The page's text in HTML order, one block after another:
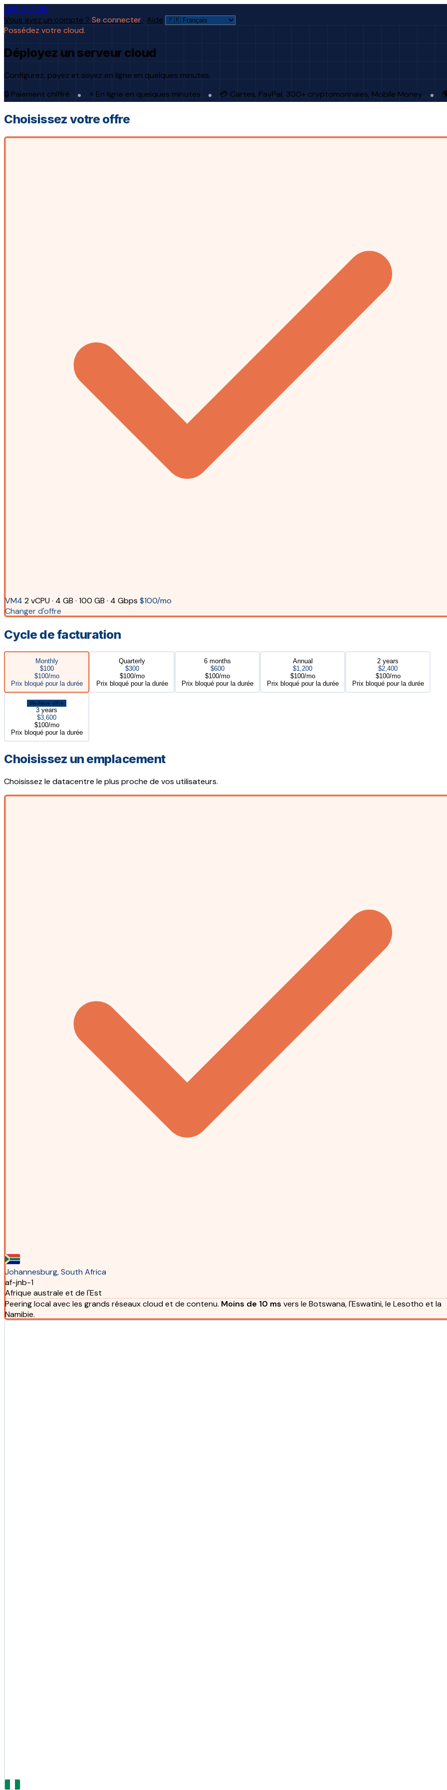
AFRICLOUD
Vous avez un compte ? Se connecter · Aide
Possédez votre cloud.
Déployez un serveur cloud
Configurez, payez et soyez en ligne en quelques minutes.
🔒 Paiement chiffré
⚡ En ligne en quelques minutes 💳 Cartes, PayPal, 300+ cryptomonnaies, Mobile Money
Choisissez votre offre
VM4 2 vCPU · 4 GB · 100 GB · 4 Gbps $100/mo
Changer d'offre
Cycle de facturation
Monthly
$100
$100/mo
Prix bloqué pour la durée
Quarterly
$300
$100/mo
Prix bloqué pour la durée
6 months
$600
$100/mo
Prix bloqué pour la durée
Annual
$1,200
$100/mo
Prix bloqué pour la durée
2 years
$2,400
$100/mo
Prix bloqué pour la durée
Meilleure offre
3 years
$3,600
$100/mo
Prix bloqué pour la durée
Choisissez un emplacement
Choisissez le datacentre le plus proche de vos utilisateurs.
Johannesburg, South Africa
af-jnb-1
Afrique australe et de l'Est
Peering local avec les grands réseaux cloud et de contenu. Moins de 10 ms vers le Botswana, l'Eswatini, le Lesotho et la
Namibie.